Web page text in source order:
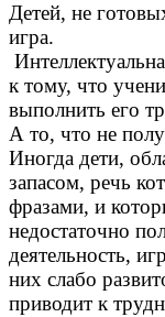
Детей, не
игра.
к тому, что
выполнить его
А то, что не
Иногда дети,
запасом, речь
фразами, и
недостаточно
деятельность,
них слабо
приводит к